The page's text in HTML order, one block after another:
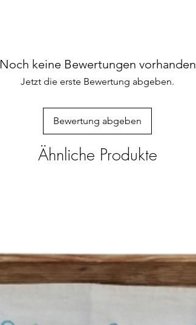
Noch keine Bewertungen vorhanden
Jetzt die erste Bewertung abgeben.
Bewertung abgeben
Ähnliche Produkte